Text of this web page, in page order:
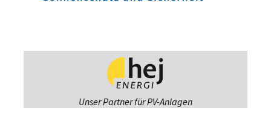
Unser Partner für PV-Anlagen